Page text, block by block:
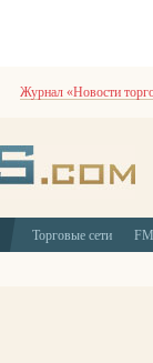
Журнал «Новости
Торговые сети